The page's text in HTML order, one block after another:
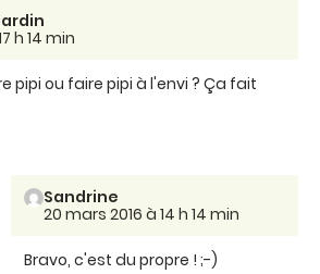
h 14 min
pipi ou faire pipi à l'envi ? Ça fait
Sandrine
20 mars 2016 à 14 h 14 min
Bravo, c'est du propre ! ;-)